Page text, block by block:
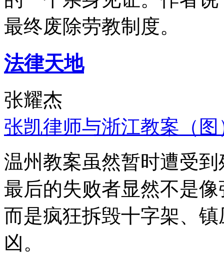
最终废除劳教制度。
法律天地
张耀杰
张凯律师与浙江教案（图
温州教案虽然暂时遭受
最后的失败者显然不是
而是疯狂拆毁十字架、
凶。